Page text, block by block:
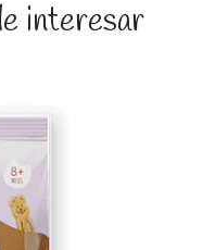
interesar